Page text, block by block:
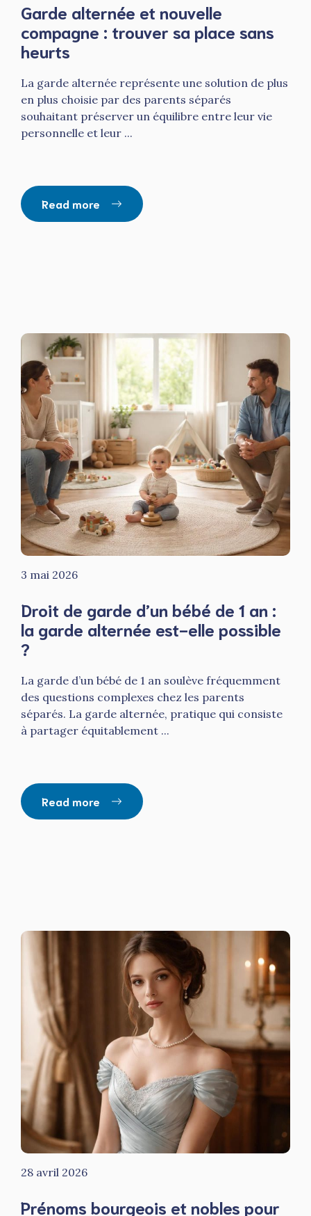
Garde alternée et nouvelle
compagne : trouver sa place sans
heurts
La garde alternée représente une solution de plus
en plus choisie par des parents séparés
souhaitant préserver un équilibre entre leur vie
personnelle et leur ...
Read more
3 mai 2026
Droit de garde d’un bébé de 1 an :
la garde alternée est-elle possible
?
La garde d’un bébé de 1 an soulève fréquemment
des questions complexes chez les parents
séparés. La garde alternée, pratique qui consiste
à partager équitablement ...
Read more
28 avril 2026
Prénoms bourgeois et nobles pour